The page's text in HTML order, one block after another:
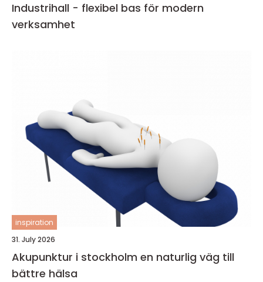
Industrihall - flexibel bas för modern
verksamhet
inspiration
31. July 2026
Akupunktur i stockholm en naturlig väg till
bättre hälsa